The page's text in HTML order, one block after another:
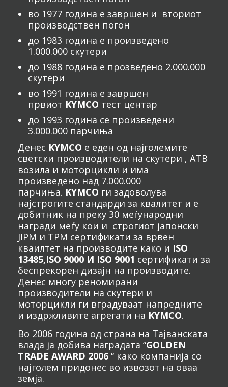
во 1977 година е завршен и вториот
производствен погон
до 1983 година е произведено
1.000.000 скутери
до 1988 година е прозведено 2.000.000
скутери
во 1991 година е завршен
првиот KYMCO тест центар
до 1993 година се произведени
3.000.000 парчиња
Денес KYMCO е еден од најголемите
светски производители на скутери , АТВ
возила и моторцикли и има
произведено над 7.000.000
парчиња. KYMCO ги задоволува
најстрогите стандарди за квалитет и е
добитник на преку 30 меѓународни
награди меѓу кои и строгиот јапонски
JIPM и TPM сертификати за врвен
кваилтет на производите како и ISO
13485,ISO 9000 И ISO 9001 сертификати за
беспрекорен дизајн на производите.
Денес многу реномирани
производители на скутери и
моторцикли ги вградуваат напредните
и издржливите агрегати на KYMCO.
Во 2006 година од страна на Тајванската
влада ја добива наградата “GOLDEN
TRADE AWARD 2006 “ како компанија со
најголем придонес во извозот на оваа
земја.